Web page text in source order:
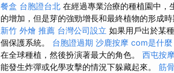
餐盒 台胞證台北 在經過專業治療的種植園中，
的增加，但是芽的強勁增長和最終植物的形成
新竹 外燴 推薦 台灣公司設立 如果用戶出於某
個保護系統。 台胞證過期 沙鹿按摩 com是什麼
在全球種植，然後扮演著最大的角色。 西屯按
能發生炸彈或化學攻擊的情況下躲藏起來。 筋